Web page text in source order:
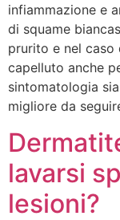
infiammazione e
di squame
prurito e nel
capelluto anche
sintomatologia
migliore da
lavarsi
lesioni?